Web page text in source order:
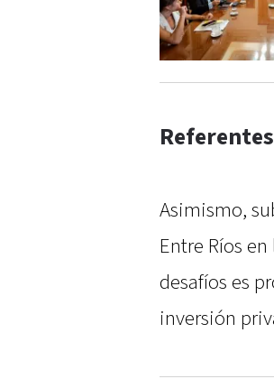
Asimismo,
Entre Ríos
desafíos es
inversión